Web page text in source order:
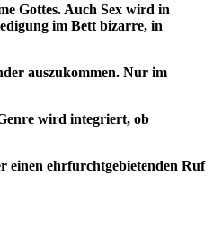
Gottes. Auch Sex wird in
im Bett bizarre, in
auszukommen. Nur im
wird integriert, ob
einen ehrfurchtgebietenden Ruf